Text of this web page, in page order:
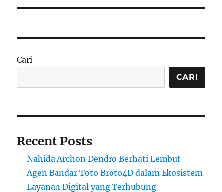
Cari
CARI
Recent Posts
Nahida Archon Dendro Berhati Lembut
Agen Bandar Toto Broto4D dalam Ekosistem
Layanan Digital yang Terhubung